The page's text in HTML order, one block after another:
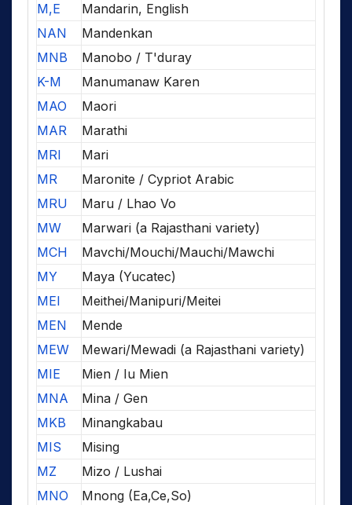
M,E
Mandarin, English
NAN
Mandenkan
MNB
Manobo / T'duray
K-M
Manumanaw Karen
MAO
Maori
MAR
Marathi
MRI
Mari
MR
Maronite / Cypriot Arabic
MRU
Maru / Lhao Vo
MW
Marwari (a Rajasthani variety)
MCH
Mavchi/Mouchi/Mauchi/Mawchi
MY
Maya (Yucatec)
MEI
Meithei/Manipuri/Meitei
MEN
Mende
MEW
Mewari/Mewadi (a Rajasthani variety)
MIE
Mien / Iu Mien
MNA
Mina / Gen
MKB
Minangkabau
MIS
Mising
MZ
Mizo / Lushai
MNO
Mnong (Ea,Ce,So)